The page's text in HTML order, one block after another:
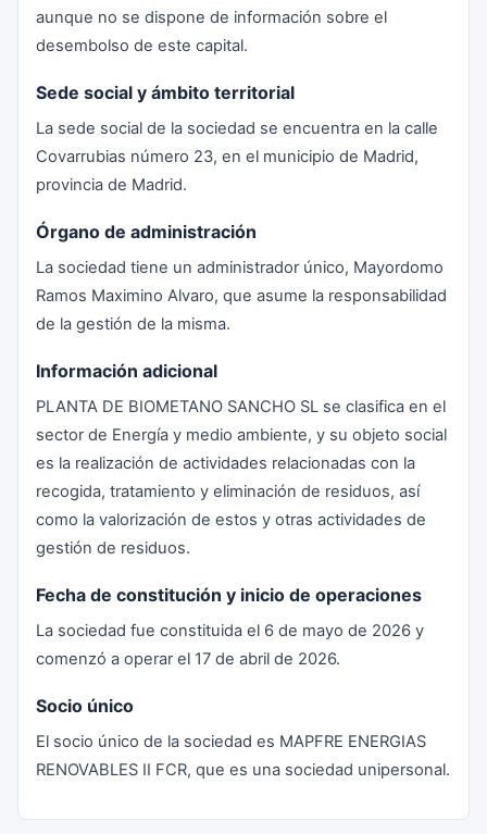
aunque no se dispone de información sobre el
desembolso de este capital.
Sede social y ámbito territorial
La sede social de la sociedad se encuentra en la calle
Covarrubias número 23, en el municipio de Madrid,
provincia de Madrid.
Órgano de administración
La sociedad tiene un administrador único, Mayordomo
Ramos Maximino Alvaro, que asume la responsabilidad
de la gestión de la misma.
Información adicional
PLANTA DE BIOMETANO SANCHO SL se clasifica en el
sector de Energía y medio ambiente, y su objeto social
es la realización de actividades relacionadas con la
recogida, tratamiento y eliminación de residuos, así
como la valorización de estos y otras actividades de
gestión de residuos.
Fecha de constitución y inicio de operaciones
La sociedad fue constituida el 6 de mayo de 2026 y
comenzó a operar el 17 de abril de 2026.
Socio único
El socio único de la sociedad es MAPFRE ENERGIAS
RENOVABLES II FCR, que es una sociedad unipersonal.